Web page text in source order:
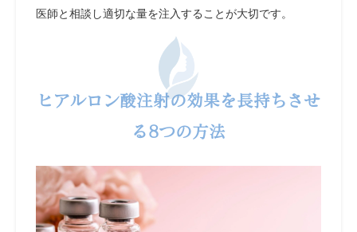
医師と相談し適切な量を注入することが大切です。
ヒアルロン酸注射の効果を長持ちさせ
る8つの方法